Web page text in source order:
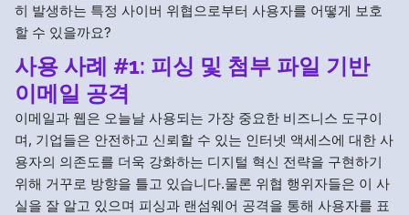
히 발생하는 특정 사이버 위협으로부터 사용자를 어떻게 보호
할 수 있을까요?
사용 사례 #1: 피싱 및 첨부 파일 기반
이메일 공격
이메일과 웹은 오늘날 사용되는 가장 중요한 비즈니스 도구이
며, 기업들은 안전하고 신뢰할 수 있는 인터넷 액세스에 대한 사
용자의 의존도를 더욱 강화하는 디지털 혁신 전략을 구현하기
위해 거꾸로 방향을 틀고 있습니다.물론 위협 행위자들은 이 사
실을 잘 알고 있으며 피싱과 랜섬웨어 공격을 통해 사용자를 표